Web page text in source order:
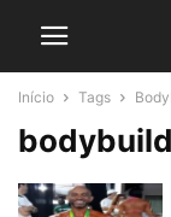
Início Tags